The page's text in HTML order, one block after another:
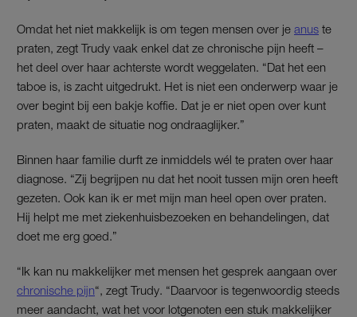
Omdat het niet makkelijk is om tegen mensen over je anus te
praten, zegt Trudy vaak enkel dat ze chronische pijn heeft –
het deel over haar achterste wordt weggelaten. “Dat het een
taboe is, is zacht uitgedrukt. Het is niet een onderwerp waar je
over begint bij een bakje koffie. Dat je er niet open over kunt
praten, maakt de situatie nog ondraaglijker.”
Binnen haar familie durft ze inmiddels wél te praten over haar
diagnose. “Zij begrijpen nu dat het nooit tussen mijn oren heeft
gezeten. Ook kan ik er met mijn man heel open over praten.
Hij helpt me met ziekenhuisbezoeken en behandelingen, dat
doet me erg goed.”
“Ik kan nu makkelijker met mensen het gesprek aangaan over
chronische pijn“, zegt Trudy. “Daarvoor is tegenwoordig steeds
meer aandacht, wat het voor lotgenoten een stuk makkelijker